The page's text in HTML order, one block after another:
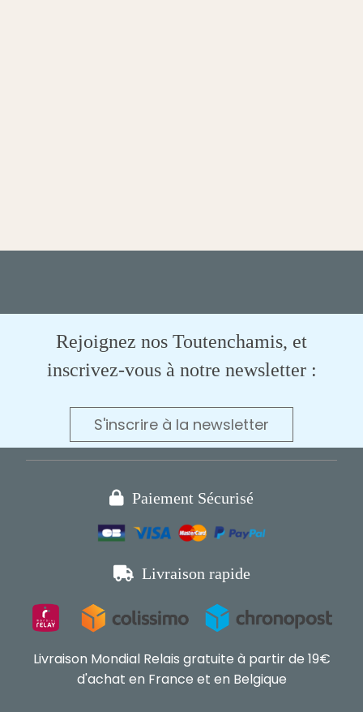
Rejoignez nos Toutenchamis, et
inscrivez-vous à notre newsletter :
S'inscrire à la newsletter
 Paiement Sécurisé
 Livraison rapide
Livraison Mondial Relais gratuite à partir de 19€
d'achat en France et en Belgique